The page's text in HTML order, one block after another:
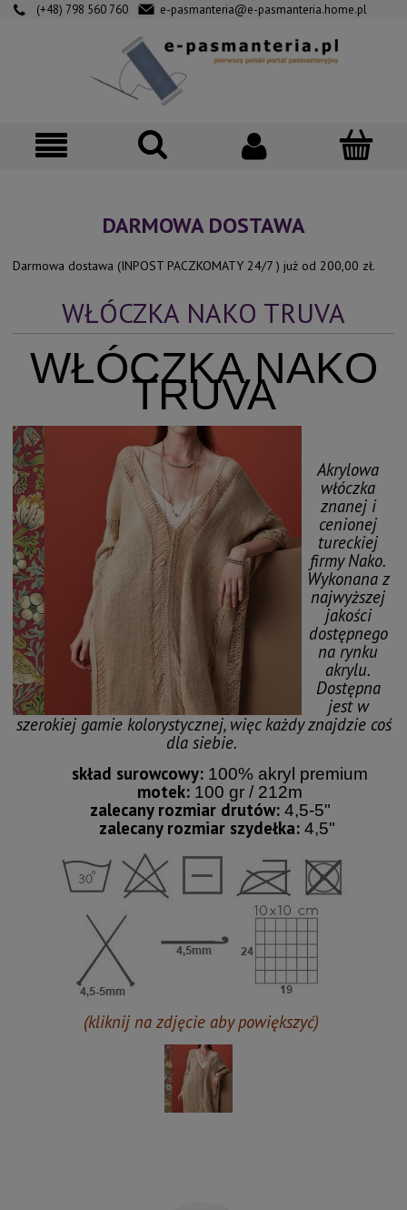
(+48) 798 560 760 e-pasmanteria@e-pasmanteria.home.pl
DARMOWA DOSTAWA
Darmowa dostawa (INPOST PACZKOMATY 24/7 ) już od 200,00 zł.
WŁÓCZKA NAKO TRUVA
WŁÓCZKA NAKO
TRUVA
Akrylowa
włóczka
znanej i
cenionej
tureckiej
firmy Nako.
Wykonana z
najwyższej
jakości
dostępnego
na rynku
akrylu.
Dostępna
jest w
szerokiej gamie kolorystycznej, więc każdy znajdzie coś
dla siebie.
skład surowcowy:100% akryl premium
motek:100 gr / 212m
zalecany rozmiar drutów: 4,5-5"
zalecany rozmiar szydełka: 4,5"
(kliknij na zdjęcie aby powiększyć)